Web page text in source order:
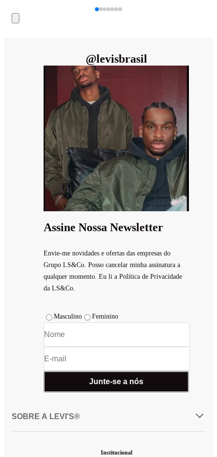
@levisbrasil
Assine Nossa Newsletter
Envie-me novidades e ofertas das empresas do
Grupo LS&Co. Posso cancelar minha assinatura a
qualquer momento. Eu li a Política de Privacidade
da LS&Co.
Masculino Feminino
Junte-se a nós
SOBRE A LEVI'S®
Institucional